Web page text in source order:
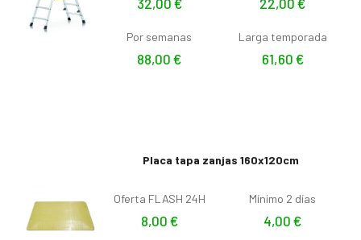
Por semanas
88,00 €
Larga temporada
61,60 €
Placa tapa zanjas 160x120cm
Oferta FLASH 24H
8,00 €
Mínimo 2 días
4,00 €